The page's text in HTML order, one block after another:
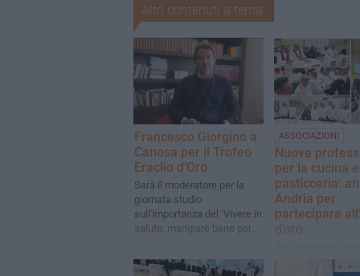
Altri contenuti a tema
Francesco Giorgino a
Canosa per il Trofeo
Eraclio d’Oro
Sarà il moderatore per la
giornata studio
sull'importanza del ‘Vivere in
salute: mangiare bene per
ASSOCIAZIONI
Nuove
per la cucina
pasticceria:
Andria per
partecipare
d’oro
istituzionali